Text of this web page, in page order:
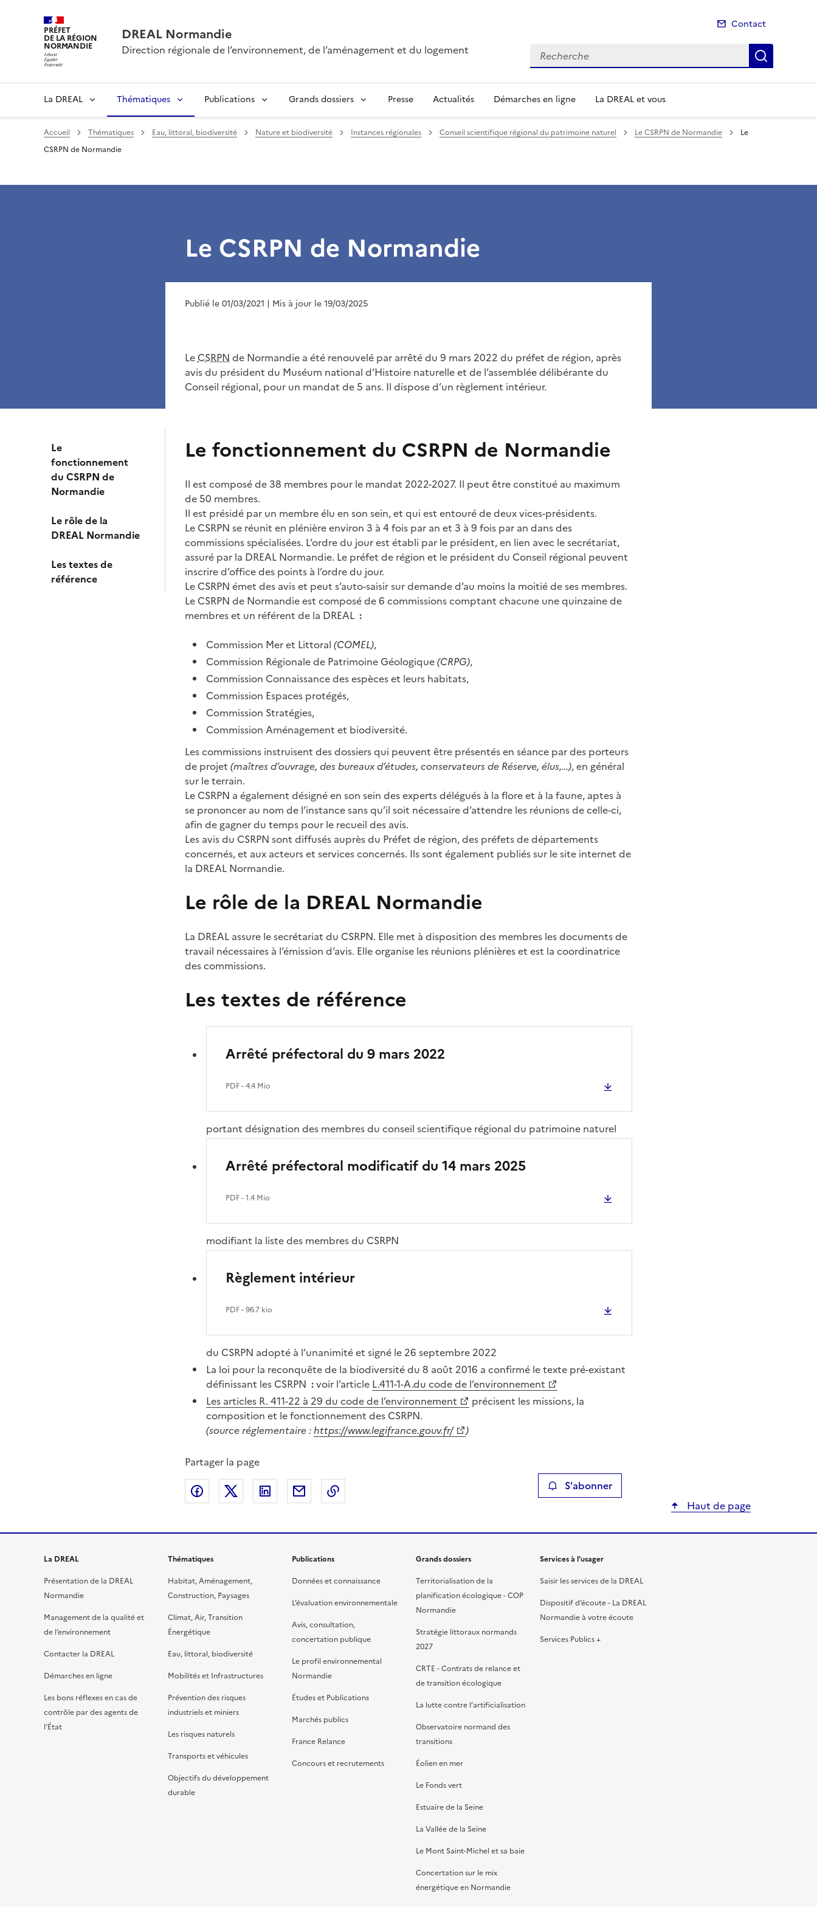
PRÉFET
DE LA RÉGION
NORMANDIE
DREAL Normandie
Direction régionale de l’environnement, de l’aménagement et du logement
Contact
Recherche
La DREAL Thématiques Publications Grands dossiers Presse Actualités Démarches en ligne La DREAL et vous
Accueil Thématiques Eau, littoral, biodiversité Nature et biodiversité Instances régionales Conseil scientifique régional du patrimoine naturel Le CSRPN de Normandie
Le
CSRPN de Normandie
Le
fonctionnement
du CSRPN de
Normandie
Le rôle de la
DREAL Normandie
Les textes de
référence
Le CSRPN de Normandie
Publié le 01/03/2021 | Mis à jour le 19/03/2025
LeCSRPN de Normandie a été renouvelé par arrêté du 9 mars 2022 du préfet de région, après
avis du président du Muséum national d’Histoire naturelle et de l’assemblée délibérante du
Conseil régional, pour un mandat de 5 ans. Il dispose d’un règlement intérieur.
Le fonctionnement du CSRPN de Normandie
Il est composé de 38 membres pour le mandat 2022-2027. Il peut être constitué au maximum
de 50 membres.
Il est présidé par un membre élu en son sein, et qui est entouré de deux vices-présidents.
Le CSRPN se réunit en plénière environ 3 à 4 fois par an et 3 à 9 fois par an dans des
commissions spécialisées. L’ordre du jour est établi par le président, en lien avec le secrétariat,
assuré par la DREAL Normandie. Le préfet de région et le président du Conseil régional peuvent
inscrire d’office des points à l’ordre du jour.
Le CSRPN émet des avis et peut s’auto-saisir sur demande d’au moins la moitié de ses membres.
Le CSRPN de Normandie est composé de 6 commissions comptant chacune une quinzaine de
membres et un référent de la DREAL :
Commission Mer et Littoral(COMEL),
Commission Régionale de Patrimoine Géologique(CRPG),
Commission Connaissance des espèces et leurs habitats,
Commission Espaces protégés,
Commission Stratégies,
Commission Aménagement et biodiversité.
Les commissions instruisent des dossiers qui peuvent être présentés en séance par des porteurs
de projet (maîtres d’ouvrage, des bureaux d’études, conservateurs de Réserve, élus,…), en général
sur le terrain.
Le CSRPN a également désigné en son sein des experts délégués à la flore et à la faune, aptes à
se prononcer au nom de l’instance sans qu’il soit nécessaire d’attendre les réunions de celle-ci,
afin de gagner du temps pour le recueil des avis.
Les avis du CSRPN sont diffusés auprès du Préfet de région, des préfets de départements
concernés, et aux acteurs et services concernés. Ils sont également publiés sur le site internet de
la DREAL Normandie.
Le rôle de la DREAL Normandie
La DREAL assure le secrétariat du CSRPN. Elle met à disposition des membres les documents de
travail nécessaires à l’émission d’avis. Elle organise les réunions plénières et est la coordinatrice
des commissions.
Les textes de référence
Arrêté préfectoral du 9 mars 2022
PDF- 4.4 Mio
portant désignation des membres du conseil scientifique régional du patrimoine naturel
Arrêté préfectoral modificatif du 14 mars 2025
PDF- 1.4 Mio
modifiant la liste des membres du CSRPN
Règlement intérieur
PDF- 96.7 kio
du CSRPN adopté à l’unanimité et signé le 26 septembre 2022
La loi pour la reconquête de la biodiversité du 8 août 2016 a confirmé le texte pré-existant
définissant les CSRPN :voir l’article L.411-1-A.du code de l’environnement
Les articles R. 411-22 à 29 du code de l’environnement
précisent les missions, la
composition et le fonctionnement des CSRPN.
(source réglementaire :https://www.legifrance.gouv.fr/ )
Partager la page
Partager sur Facebook
Partager sur XPartager sur LinkedIn
Partager par emailCopier le lien de la page dans le presse-papier S'abonner
Haut de page
La DREAL
Présentation de la DREAL
Normandie
Management de la qualité et
de l’environnement
Contacter la DREAL
Démarches en ligne
Les bons réflexes en cas de
contrôle par des agents de
l’État
Thématiques
Habitat, Aménagement,
Construction, Paysages
Climat, Air, Transition
Énergétique
Eau, littoral, biodiversité
Mobilités et Infrastructures
Prévention des risques
industriels et miniers
Les risques naturels
Transports et véhicules
Objectifs du développement
durable
Publications
Données et connaissance
L’évaluation environnementale
Avis, consultation,
concertation publique
Le profil environnemental
Normandie
Études et Publications
Marchés publics
France Relance
Concours et recrutements
Grands dossiers
Territorialisation de la
planification écologique - COP
Normandie
Stratégie littoraux normands
2027
CRTE - Contrats de relance et
de transition écologique
La lutte contre l’artificialisation
Observatoire normand des
transitions
Éolien en mer
Le Fonds vert
Estuaire de la Seine
La Vallée de la Seine
Le Mont Saint-Michel et sa baie
Concertation sur le mix
énergétique en Normandie
Services à l’usager
Saisir les services de la DREAL
Dispositif d’écoute - La DREAL
Normandie à votre écoute
Services Publics +